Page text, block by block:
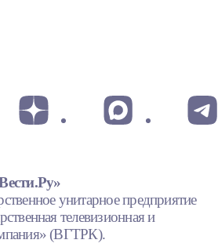
унитарное предприятие
телевизионная и
(ВГТРК).